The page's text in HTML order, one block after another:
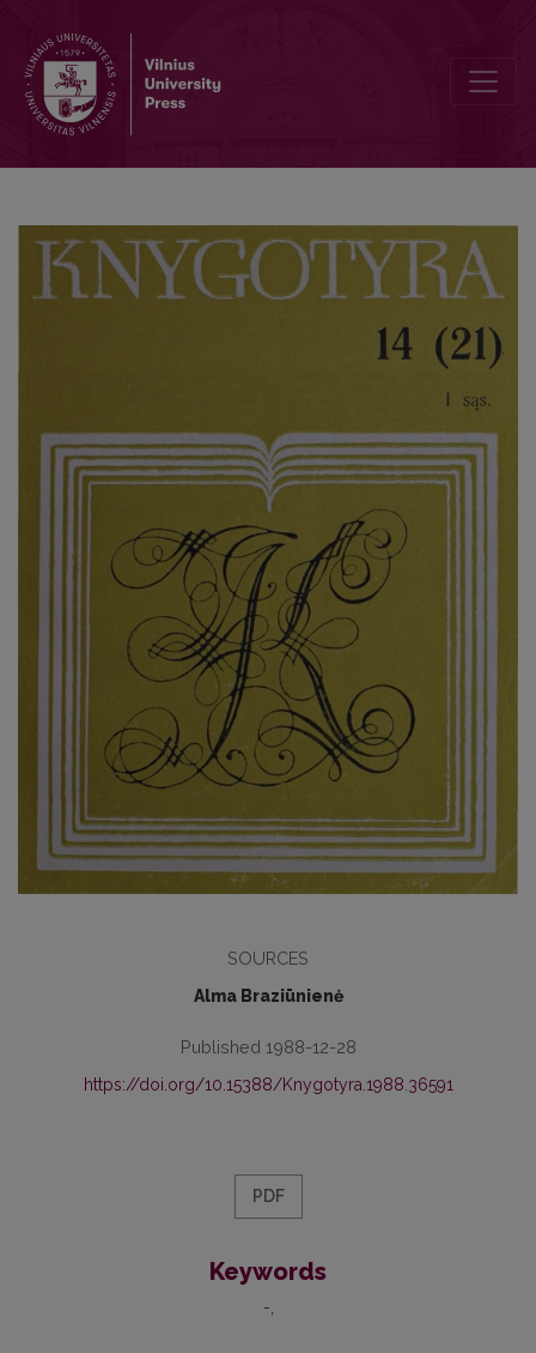
SOURCES
Alma Braziūnienė
Published 1988-12-28
https://doi.org/10.15388/Knygotyra.1988.36591
PDF
Keywords
-